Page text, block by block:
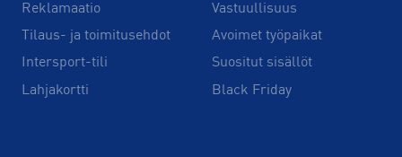
Reklamaatio
Tilaus- ja toimitusehdot
Intersport-tili
Lahjakortti
Vastuullisuus
Avoimet työpaikat
Suositut sisällöt
Black Friday